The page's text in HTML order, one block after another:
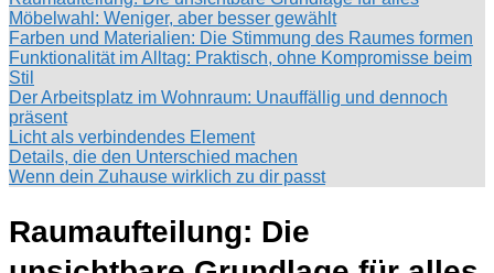
Möbelwahl: Weniger, aber besser gewählt
Farben und Materialien: Die Stimmung des Raumes formen
Funktionalität im Alltag: Praktisch, ohne Kompromisse beim
Stil
Der Arbeitsplatz im Wohnraum: Unauffällig und dennoch
präsent
Licht als verbindendes Element
Details, die den Unterschied machen
Wenn dein Zuhause wirklich zu dir passt
Raumaufteilung: Die